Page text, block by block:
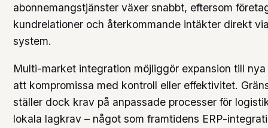
abonnemangstjänster växer snabbt, eftersom
kundrelationer och återkommande intäkter direkt
system.
Multi-market integration möjliggör expansion till
att kompromissa med kontroll eller effektivitet.
ställer dock krav på anpassade processer för
lokala lagkrav – något som framtidens ERP-